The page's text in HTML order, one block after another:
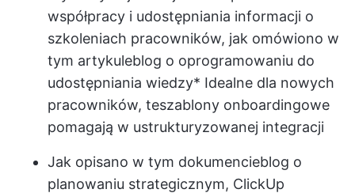
współpracy i udostępniania informacji o
szkoleniach pracowników, jak omówiono w
tym artykuleblog o oprogramowaniu do
udostępniania wiedzy* Idealne dla nowych
pracowników, teszablony onboardingowe
pomagają w ustrukturyzowanej integracji
Jak opisano w tym dokumencieblog o
planowaniu strategicznym, ClickUp